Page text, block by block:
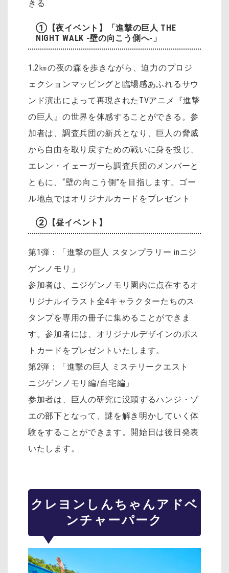
きる
①【夜イベント】「進撃の巨人 THE
NIGHT WALK -壁の向こう側へ-」
1.2㎞の夜の森を歩きながら、迫力のプロジ
ェクションマッピングと臨場感あふれるサウ
ンド演出によって再現されたTVアニメ『進撃
の巨人』の世界を体感することができる。参
加者は、調査兵団の新兵となり、巨人の脅威
から自由を取り戻すための戦いに身を投じ、
エレン・イェーガーら調査兵団のメンバーと
ともに、“壁の向こう側”を目指します。ゴー
ル地点ではオリジナルカードをプレゼント
②【昼イベント】
第1弾：「進撃の巨人 スタンプラリー inニジ
ゲンノモリ」
参加者は、ニジゲンノモリ園内に点在するオ
リジナルイラスト全4キャラクターたちのス
タンプを専用の冊子に集めることができま
す。参加者には、オリジナルデザインのポス
トカードをプレゼントいたします。
第2弾：「進撃の巨人 ミステリークエスト
ニジゲンノモリ編/自宅編」
参加者は、巨人の研究に没頭するハンジ・ゾ
エの部下となって、謎を解き明かしていく体
験をすることができます。開始日は後日発表
いたします。
クレヨンしんちゃんアドベ
ンチャーパーク